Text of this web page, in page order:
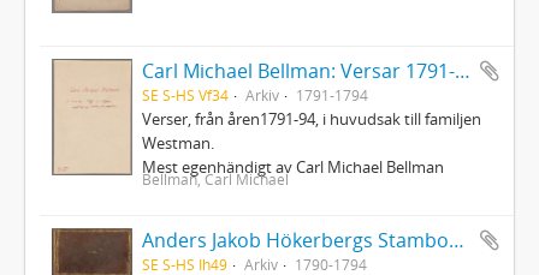
Carl Michael Bellman: Versar 1791-94, mest till Westmanska familjen
SE S-HS Vf34 Arkiv 1791-1794
Verser, från åren1791-94, i huvudsak till familjen
Westman.
Mest egenhändigt av Carl Michael Bellman
Bellman, Carl Michael
Anders Jakob Hökerbergs Stambok: Album amiçorum qvorum familiariori çonsortio uti, dedit fortuna
SE S-HS Ih49 Arkiv 1790-1794